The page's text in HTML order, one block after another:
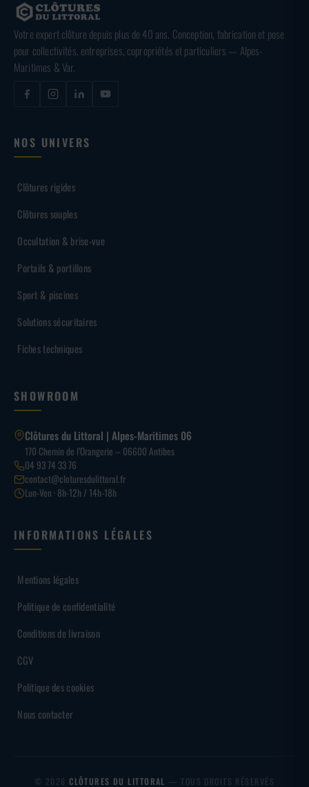
Votre expert clôture depuis plus de 40 ans. Conception, fabrication et pose
pour collectivités, entreprises, copropriétés et particuliers — Alpes-
Maritimes & Var.
NOS UNIVERS
Clôtures rigides
Clôtures souples
Occultation & brise-vue
Portails & portillons
Sport & piscines
Solutions sécuritaires
Fiches techniques
SHOWROOM
Clôtures du Littoral | Alpes-Maritimes 06
170 Chemin de l’Orangerie – 06600 Antibes
04 93 74 33 76
contact@cloturesdulittoral.fr
Lun-Ven · 8h-12h / 14h-18h
INFORMATIONS LÉGALES
Mentions légales
Politique de confidentialité
Conditions de livraison
CGV
Politique des cookies
Nous contacter
© 2026CLÔTURES DU LITTORAL — TOUS DROITS RÉSERVÉS